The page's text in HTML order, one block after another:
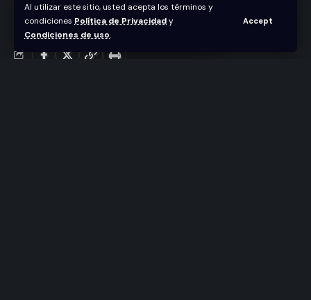
Al utilizar este sitio, usted acepta los términos y
condiciones Política de Privacidady
Condiciones de uso.
Accept
Última actualización octubre 24, 2025 6:11 pm
Abraham Nuñez